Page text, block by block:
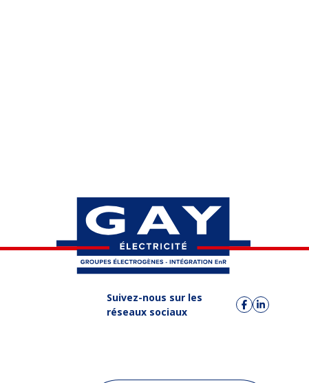
Suivez-nous sur les
réseaux sociaux